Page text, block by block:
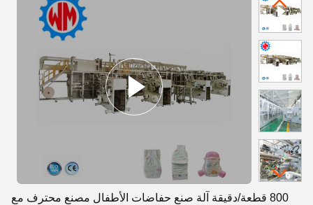
800 قطعة/دقيقة آلة صنع حفاضات الأطفال مصنع محترف مع